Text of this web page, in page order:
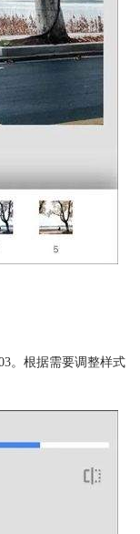
。根据需要调整样式